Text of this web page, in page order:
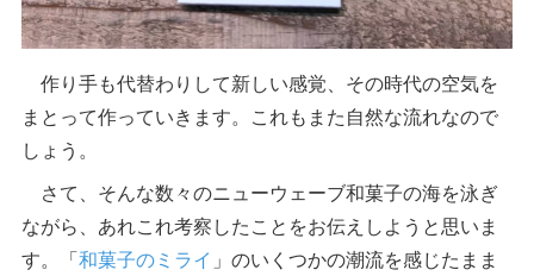
作り手も代替わりして新しい感覚、その時代の空気を
まとって作っていきます。これもまた自然な流れなので
しょう。
さて、そんな数々のニューウェーブ和菓子の海を泳ぎ
ながら、あれこれ考察したことをお伝えしようと思いま
す。「和菓子のミライ 」のいくつかの潮流を感じたまま